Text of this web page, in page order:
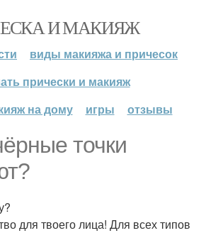
И МАКИЯЖ
виды макияжа и причесок
прически и макияж
на дому
игры отзывы
точки
для твоего лица! Для всех типов